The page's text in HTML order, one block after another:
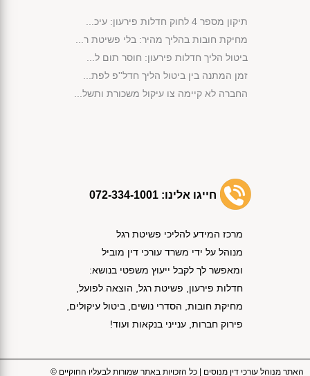
תיקון מספר 4 לחוק חדלות פירעון: עיכ...
מחיקת חובות בהליך מהיר: בלי פשיטת ר...
ביטול הליך חדלות פירעון: חוסר תום ל...
זמן המתנה בין ביטול הליך חדל''פ לפת...
החברה לא קיימה צו עיקול משכורת ותשל...
אישור הסדר הנושים לפי סעיף 87 לחוק ...
אי תשלום חוב מזונות הוביל לביטול הל...
התנהלות בחוסר תום לב הובילה לביטול ...
נפתח לך תיק הוצאה לפועל לאחר שקיבלת...
פתיחת תיק הוצל''פ ללא מסירת אזהרה א...
אישור הסדר חוב לחברת בניה חרף התנגד...
מתי ניתן לממש קצבת פנסיה של חייב לצ...
ניסיון להתחמק מחוב בטענה שהפכה לחבר...
חייגו אלינו: 072-334-1001
מרכז המידע להליכי פשיטת רגל
מנוהל על ידי משרד עורכי דין מוביל
ומאפשר לך לקבל ייעוץ משפטי בנושא:
חדלות פירעון, פשיטת רגל, הוצאה לפועל,
מחיקת חובות, הסדרי נושים, ביטול עיקולים,
פירוק חברות, ענייני בנקאות ועוד!
האתר מנוהל עורכי דין מנוסים | כל הזכויות באתר שמורות לבעליו החוקיים ©